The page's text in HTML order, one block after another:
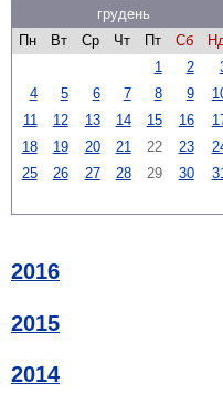
грудень
Пн
Вт Ср Чт Пт Сб
1
2
4
5 6 7 8 9
11
12 13 14 15 16
18
19 20 21 22 23
25
26 27 28 29 30
2016
2015
2014